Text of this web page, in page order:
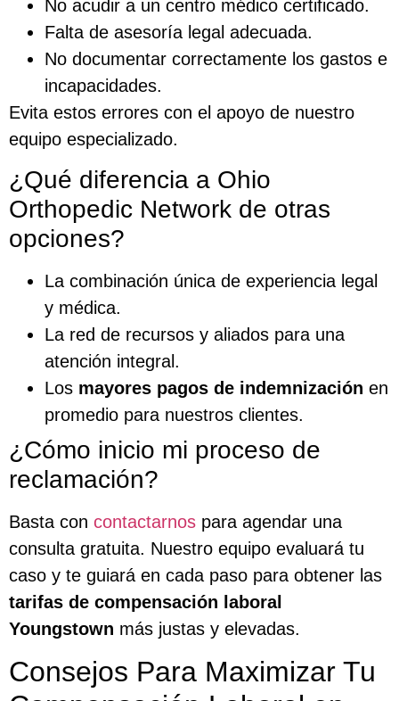
No acudir a un centro médico certificado.
Falta de asesoría legal adecuada.
No documentar correctamente los gastos e
incapacidades.
Evita estos errores con el apoyo de nuestro
equipo especializado.
¿Qué diferencia a Ohio
Orthopedic Network de otras
opciones?
La combinación única de experiencia legal
y médica.
La red de recursos y aliados para una
atención integral.
Los mayores pagos de indemnización en
promedio para nuestros clientes.
¿Cómo inicio mi proceso de
reclamación?
Basta con contactarnos para agendar una
consulta gratuita. Nuestro equipo evaluará tu
caso y te guiará en cada paso para obtener las
tarifas de compensación laboral
Youngstown más justas y elevadas.
Consejos Para Maximizar Tu